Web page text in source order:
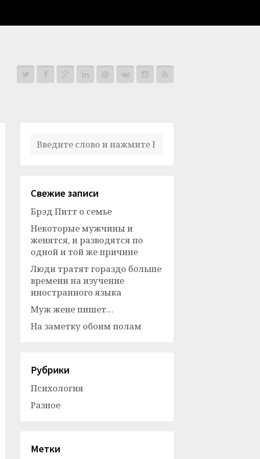
Свежие записи
Брэд Питт о семье
Некоторые мужчины и
женятся, и разводятся по
одной и той же причине
Люди тратят гораздо больше
времени на изучение
иностранного языка
Муж жене пишет…
На заметку обоим полам
Рубрики
Психология
Разное
Метки